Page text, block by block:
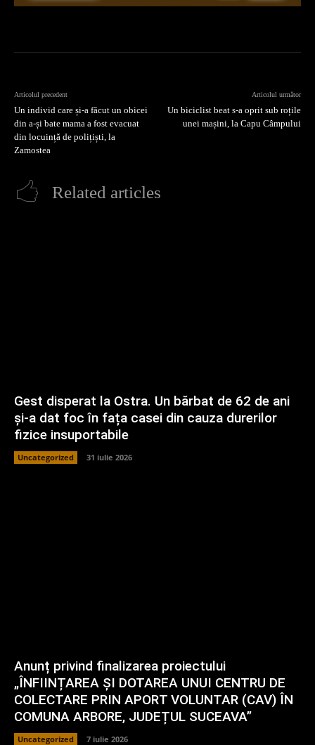
Articolul precedent
Un individ care și-a făcut un obicei
din a-și bate mama a fost evacuat
din locuință de polițiști, la
Zamostea
Articolul următor
Un biciclist beat s-a oprit sub roțile
unei mașini, la Capu Câmpului
Related articles
Gest disperat la Ostra. Un bărbat de 62 de ani
și-a dat foc în fața casei din cauza durerilor
fizice insuportabile
Uncategorized 31 iulie 2026
Anunț privind finalizarea proiectului
„ÎNFIINȚAREA ȘI DOTAREA UNUI CENTRU DE
COLECTARE PRIN APORT VOLUNTAR (CAV) ÎN
COMUNA ARBORE, JUDEȚUL SUCEAVA”
Uncategorized 7 iulie 2026